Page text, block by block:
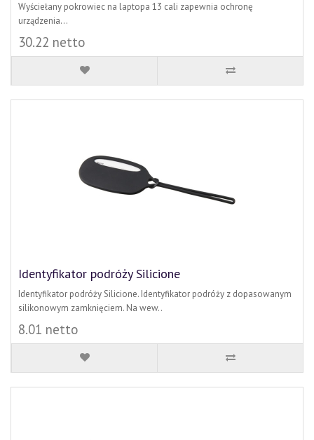
Wyściełany pokrowiec na laptopa 13 cali zapewnia ochronę
urządzenia...
30.22 netto
Identyfikator podróży Silicione
Identyfikator podróży Silicione. Identyfikator podróży z dopasowanym
silikonowym zamknięciem. Na wew..
8.01 netto